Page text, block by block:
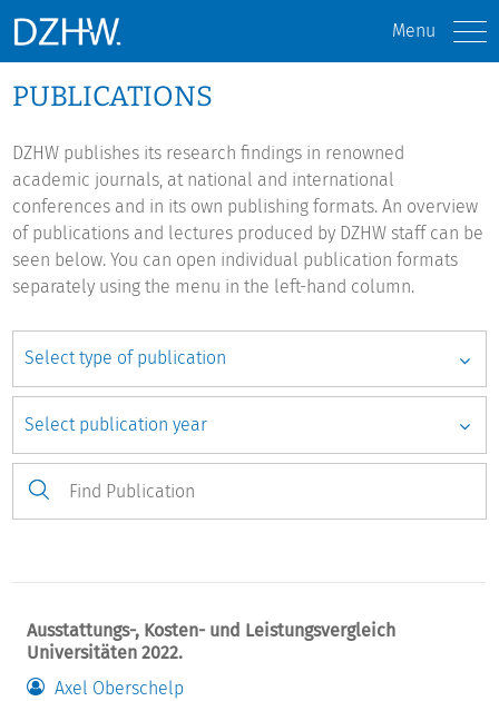
Menu
PUBLICATIONS
DZHW publishes its research findings in renowned
academic journals, at national and international
conferences and in its own publishing formats. An overview
of publications and lectures produced by DZHW staff can be
seen below. You can open individual publication formats
separately using the menu in the left-hand column.
Ausstattungs-, Kosten- und Leistungsvergleich
Universitäten 2022.
Axel Oberschelp